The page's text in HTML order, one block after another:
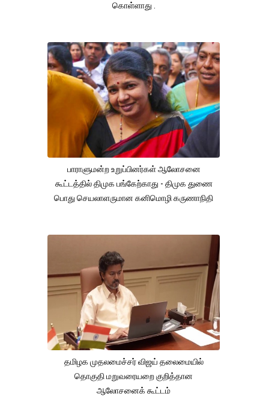
கொள்ளாது .
பாராளுமன்ற உறுப்பினர்கள் ஆலோசனை
கூட்டத்தில் திமுக பங்கேற்காது - திமுக துணை
பொது செயலாளருமான கனிமொழி கருணாநிதி
தமிழக முதலமைச்சர் விஜய் தலைமையில்
தொகுதி மறுவரையறை குறித்தான
ஆலோசனைக் கூட்டம்